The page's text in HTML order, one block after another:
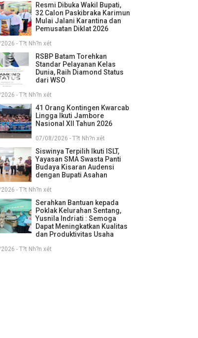
Resmi Dibuka Wakil Bupati,
32 Calon Paskibraka Karimun
Mulai Jalani Karantina dan
Pemusatan Diklat 2026
- T?t Nh?n xét
RSBP Batam Torehkan
Standar Pelayanan Kelas
Dunia, Raih Diamond Status
dari WSO
- T?t Nh?n xét
41 Orang Kontingen Kwarcab
Lingga Ikuti Jambore
Nasional XII Tahun 2026
07/08/2026 - T?t Nh?n xét
Siswinya Terpilih Ikuti ISLT,
Yayasan SMA Swasta Panti
Budaya Kisaran Audensi
dengan Bupati Asahan
- T?t Nh?n xét
Serahkan Bantuan kepada
Poklak Kelurahan Sentang,
Yusnila Indriati : Semoga
Dapat Meningkatkan Kualitas
dan Produktivitas Usaha
- T?t Nh?n xét